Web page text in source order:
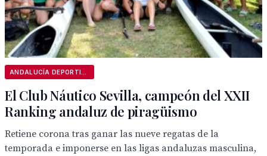
El Club Náutico Sevilla, campeón del XXII
Ranking andaluz de piragüismo
Retiene corona tras ganar las nueve regatas de la
temporada e imponerse en las ligas andaluzas masculina,